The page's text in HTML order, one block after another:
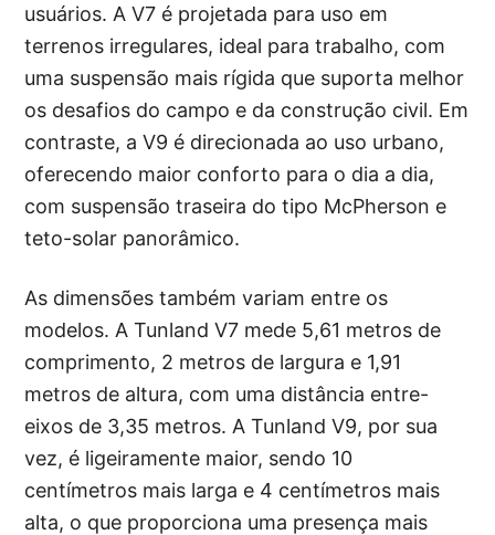
usuários. A V7 é projetada para uso em
terrenos irregulares, ideal para trabalho, com
uma suspensão mais rígida que suporta melhor
os desafios do campo e da construção civil. Em
contraste, a V9 é direcionada ao uso urbano,
oferecendo maior conforto para o dia a dia,
com suspensão traseira do tipo McPherson e
teto-solar panorâmico.
As dimensões também variam entre os
modelos. A Tunland V7 mede 5,61 metros de
comprimento, 2 metros de largura e 1,91
metros de altura, com uma distância entre-
eixos de 3,35 metros. A Tunland V9, por sua
vez, é ligeiramente maior, sendo 10
centímetros mais larga e 4 centímetros mais
alta, o que proporciona uma presença mais